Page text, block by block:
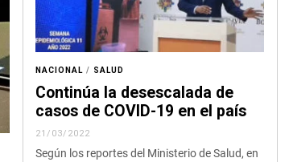
NACIONAL / SALUD
Continúa la desescalada de
casos de COVID-19 en el país
21/03/2022
Según los reportes del Ministerio de Salud, en